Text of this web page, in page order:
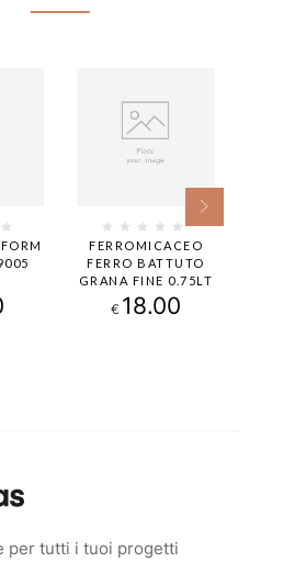
FERROMICACEO
FERRO BATTUTO
GRANA FINE 0.75LT
€ 18.00
per tutti i tuoi progetti